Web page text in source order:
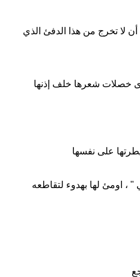
لا تخرج من هذا الدفئ الذي
خصلات شعرها خلف إذنها
على نفسها
" ، اومئ لها بهدوء لتقاطعه